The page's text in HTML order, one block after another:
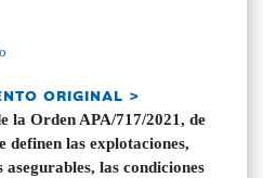
ORIGINAL >
la Orden APA/717/2021, de
definen las explotaciones,
las condiciones